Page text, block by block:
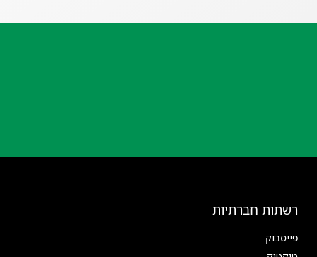
רשתות חברתיות
פייסבוק